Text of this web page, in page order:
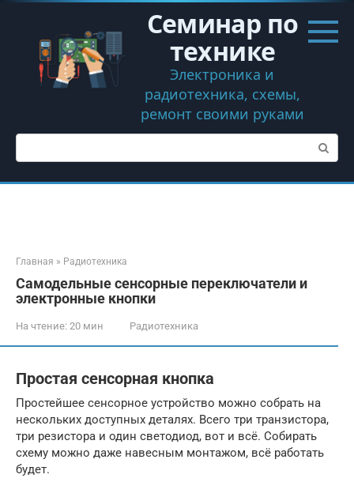
Перейти
контенту
Семинар по
технике
Электроника и
радиотехника, схемы,
ремонт своими руками
Поиск:
Главная » Радиотехника
Самодельные сенсорные переключатели и
электронные кнопки
На чтение: 20 мин Радиотехника
Простая сенсорная кнопка
Простейшее сенсорное устройство можно собрать на
нескольких доступных деталях. Всего три транзистора,
три резистора и один светодиод, вот и всё. Собирать
схему можно даже навесным монтажом, всё работать
будет.